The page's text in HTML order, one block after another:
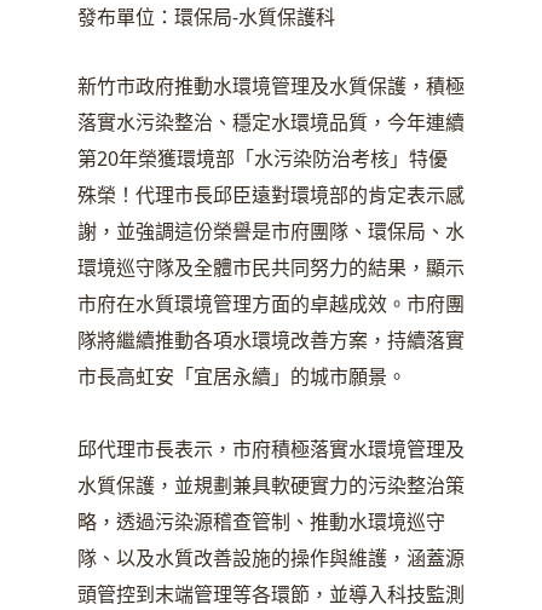
發布單位：環保局-水質保護科
新竹市政府推動水環境管理及水質保護，積極
落實水污染整治、穩定水環境品質，今年連續
第20年榮獲環境部「水污染防治考核」特優
殊榮！代理市長邱臣遠對環境部的肯定表示感
謝，並強調這份榮譽是市府團隊、環保局、水
環境巡守隊及全體市民共同努力的結果，顯示
市府在水質環境管理方面的卓越成效。市府團
隊將繼續推動各項水環境改善方案，持續落實
市長高虹安「宜居永續」的城市願景。
邱代理市長表示，市府積極落實水環境管理及
水質保護，並規劃兼具軟硬實力的污染整治策
略，透過污染源稽查管制、推動水環境巡守
隊、以及水質改善設施的操作與維護，涵蓋源
頭管控到末端管理等各環節，並導入科技監測